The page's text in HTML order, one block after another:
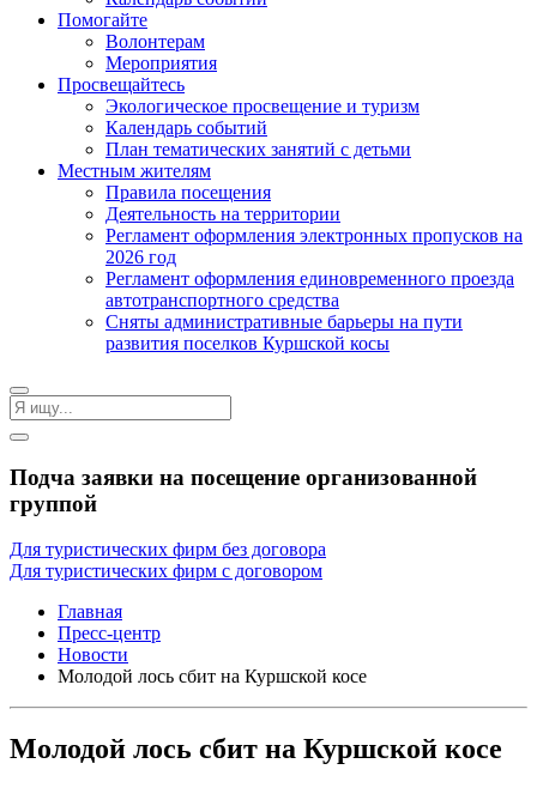
Помогайте
Волонтерам
Мероприятия
Просвещайтесь
Экологическое просвещение и туризм
Календарь событий
План тематических занятий с детьми
Местным жителям
Правила посещения
Деятельность на территории
Регламент оформления электронных пропусков на
2026 год
Регламент оформления единовременного проезда
автотранспортного средства
Сняты административные барьеры на пути
развития поселков Куршской косы
Подча заявки на посещение организованной
группой
Для туристических фирм без договора
Для туристических фирм с договором
Главная
Пресс-центр
Новости
Молодой лось сбит на Куршской косе
Молодой лось сбит на Куршской косе